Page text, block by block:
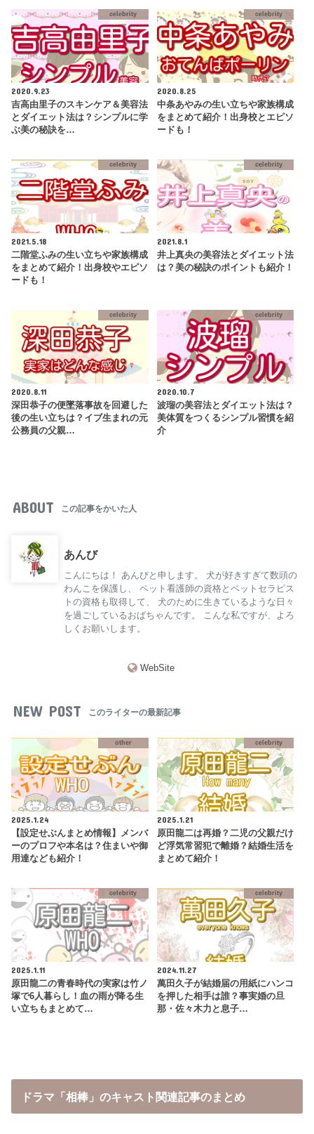
celebrity
2020.9.23
吉高由里子のスキンケア＆美容法
とダイエット法は？シンプルに学
ぶ美の秘訣を…
celebrity
2020.8.25
中条あやみの生い立ちや家族構成
をまとめて紹介！出身校とエピソ
ードも！
celebrity
2021.5.18
二階堂ふみの生い立ちや家族構成
をまとめて紹介！出身校やエピソ
ードも！
celebrity
2021.8.1
井上真央の美容法とダイエット法
は？美の秘訣のポイントも紹介！
celebrity
2020.8.11
深田恭子の便墜落事故を回避した
後の生い立ちは？イブ生まれの元
公務員の父親…
celebrity
2020.10.7
波瑠の美容法とダイエット法は？
美体質をつくるシンプル習慣を紹
介
ABOUT この記事をかいた人
あんび
こんにちは！ あんびと申します。 犬が好きすぎて数頭の
わんこを保護し、 ペット看護師の資格とペットセラピス
トの資格も取得して、 犬のために生きているような日々
を過ごしているおばちゃんです。 こんな私ですが、よろ
しくお願いします。
WebSite
NEW POST このライターの最新記事
other
2025.1.24
【設定せぶんまとめ情報】メンバ
ーのプロフや本名は？住まいや御
用達なども紹介！
celebrity
2025.1.21
原田龍二は再婚？二児の父親だけ
ど浮気常習犯で離婚？結婚生活を
まとめて紹介！
celebrity
2025.1.11
原田龍二の青春時代の実家は竹ノ
塚で6人暮らし！血の雨が降る生
い立ちもまとめて…
celebrity
2024.11.27
萬田久子が結婚届の用紙にハンコ
を押した相手は誰？事実婚の旦
那・佐々木力と息子…
ドラマ「相棒」のキャスト関連記事のまとめ